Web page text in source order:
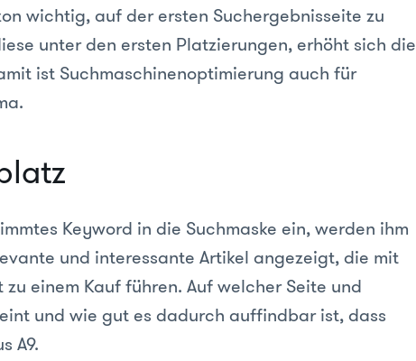
wichtig, auf der ersten Suchergebnisseite zu
unter den ersten Platzierungen, erhöht sich die
ist Suchmaschinenoptimierung auch für
Keyword in die Suchmaske ein, werden ihm
und interessante Artikel angezeigt, die mit
einem Kauf führen. Auf welcher Seite und
und wie gut es dadurch auffindbar ist, dass
A9.